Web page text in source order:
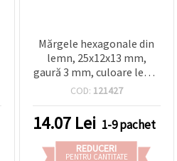
Mărgele hexagonale din
lemn, 25x12x13 mm,
gaură 3 mm, culoare lemn
natural - 2 buc.
COD: 121427
14.07 Lei 1-9 pachet
REDUCERI
PENTRU CANTITATE